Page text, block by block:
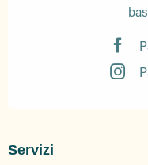
Servizi